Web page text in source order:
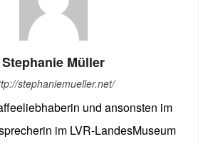
Stephanie Müller
stephaniemueller.net/
und ansonsten im
im LVR-LandesMuseum